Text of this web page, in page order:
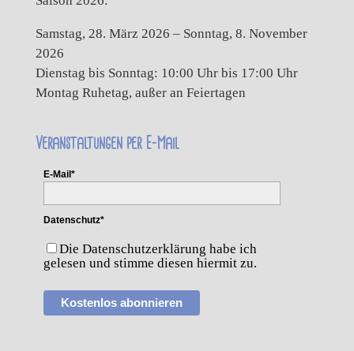
Samstag, 28. März 2026 – Sonntag, 8. November
2026
Dienstag bis Sonntag: 10:00 Uhr bis 17:00 Uhr
Montag Ruhetag, außer an Feiertagen
Veranstaltungen per E-Mail
E-Mail*
Datenschutz*
Die Datenschutzerklärung habe ich
gelesen und stimme diesen hiermit zu.
Kostenlos abonnieren